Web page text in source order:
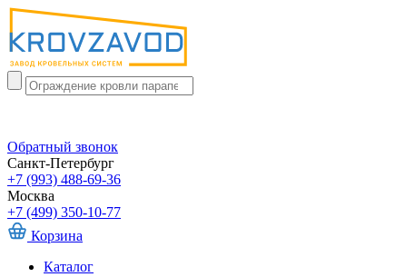
Обратный звонок
Санкт-Петербург
+7 (993) 488-69-36
Москва
+7 (499) 350-10-77
Корзина
Каталог